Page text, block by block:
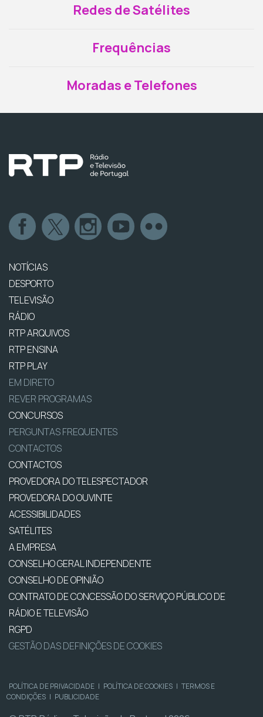
Redes de Satélites
Frequências
Moradas e Telefones
NOTÍCIAS
DESPORTO
TELEVISÃO
RÁDIO
RTP ARQUIVOS
RTP ENSINA
RTP PLAY
EM DIRETO
REVER PROGRAMAS
CONCURSOS
PERGUNTAS FREQUENTES
CONTACTOS
CONTACTOS
PROVEDORA DO TELESPECTADOR
PROVEDORA DO OUVINTE
ACESSIBILIDADES
SATÉLITES
A EMPRESA
CONSELHO GERAL INDEPENDENTE
CONSELHO DE OPINIÃO
CONTRATO DE CONCESSÃO DO SERVIÇO PÚBLICO DE
RÁDIO E TELEVISÃO
RGPD
GESTÃO DAS DEFINIÇÕES DE COOKIES
POLÍTICA DE PRIVACIDADE | POLÍTICA DE COOKIES | TERMOS E
CONDIÇÕES | PUBLICIDADE